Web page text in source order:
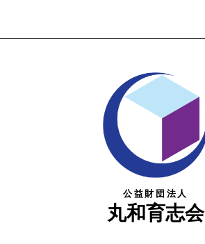
公益財団法人
丸和育志会